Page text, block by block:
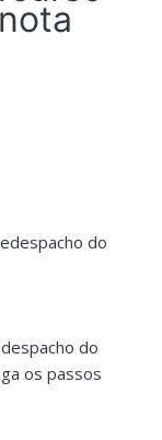
do
do
os passos